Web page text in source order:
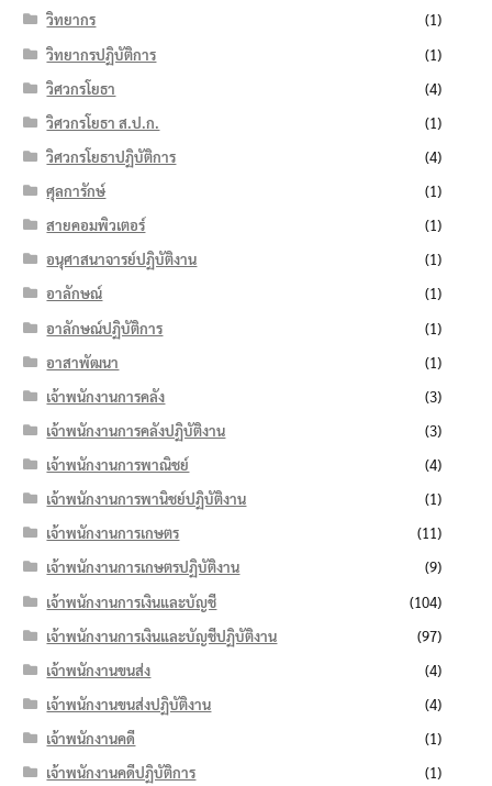
วิทยากร
(1)
วิทยากรปฏิบัติการ
(1)
วิศวกรโยธา
(4)
วิศวกรโยธา ส.ป.ก.
(1)
วิศวกรโยธาปฏิบัติการ
(4)
ศุลการักษ์
(1)
สายคอมพิวเตอร์
(1)
อนุศาสนาจารย์ปฏิบัติงาน
(1)
อาลักษณ์
(1)
อาลักษณ์ปฏิบัติการ
(1)
อาสาพัฒนา
(1)
เจ้าพนักงานการคลัง
(3)
เจ้าพนักงานการคลังปฏิบัติงาน
(3)
เจ้าพนักงานการพาณิชย์
(4)
เจ้าพนักงานการพานิชย์ปฏิบัติงาน
(1)
เจ้าพนักงานการเกษตร
(11)
เจ้าพนักงานการเกษตรปฏิบัติงาน
(9)
เจ้าพนักงานการเงินและบัญชี
(104)
เจ้าพนักงานการเงินและบัญชีปฏิบัติงาน
(97)
เจ้าพนักงานขนส่ง
(4)
เจ้าพนักงานขนส่งปฏิบัติงาน
(4)
เจ้าพนักงานคดี
(1)
เจ้าพนักงานคดีปฏิบัติการ
(1)